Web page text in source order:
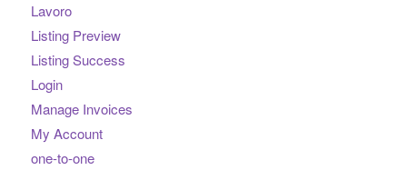
Lavoro
Listing Preview
Listing Success
Login
Manage Invoices
My Account
one-to-one